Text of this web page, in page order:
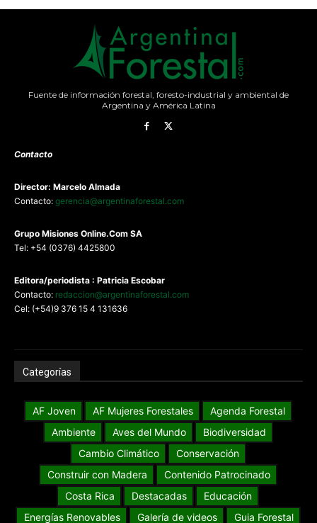
Fuente de información forestal, foresto-industrial y ambiental de
Argentina y América Latina
Contacto
Director: Marcelo Almada
Contacto: gerencia@argentinaforestal.com
Grupo Misiones Online.Com SA
Tel: +54 (0376) 4425800
Editora/periodista : Patricia Escobar
Contacto: redaccion@argentinaforestal.com
Cel: (+54)9 376 15 4 131636
Categorías
AF Joven AF Mujeres Forestales
Agenda Forestal
Ambiente
Aves del Mundo
Biodiversidad
Cambio Climático
Conservación
Construir con Madera
Contenido Patrocinado
Costa Rica
Destacadas
Educación
Energías Renovables
Galería de videos
Guia Forestal